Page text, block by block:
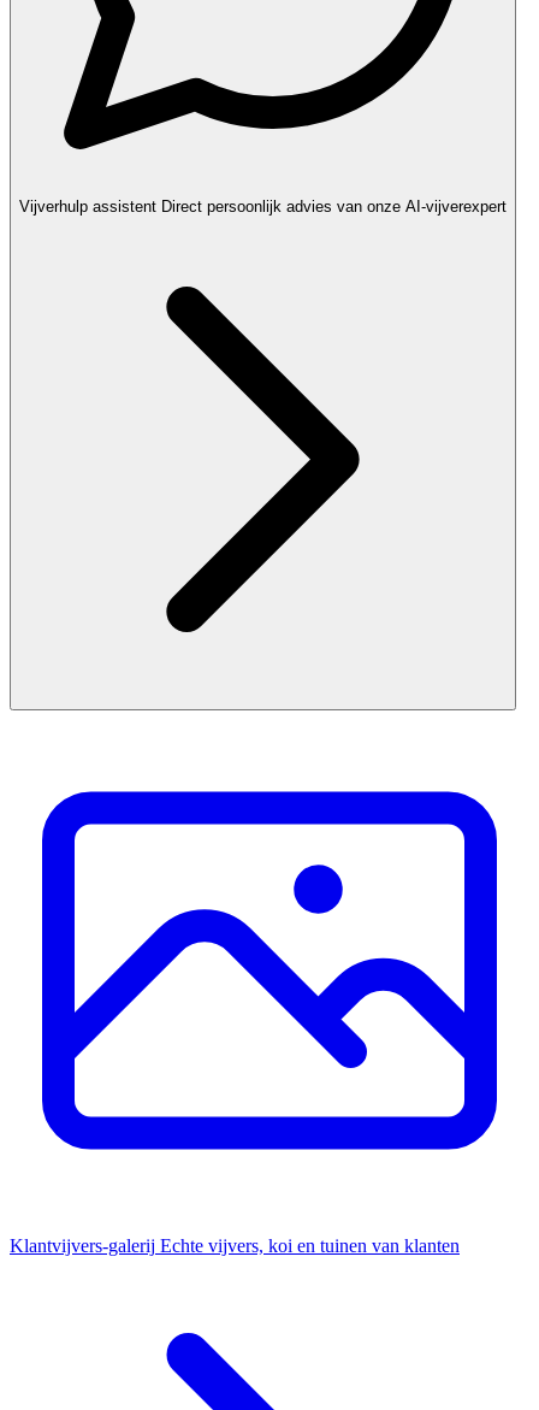
Vijverhulp assistent Direct persoonlijk advies van onze AI-vijverexpert
Klantvijvers-galerij Echte vijvers, koi en tuinen van klanten